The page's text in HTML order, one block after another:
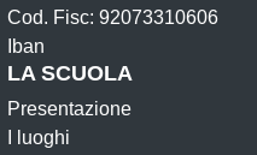
Cod. Fisc: 92073310606
Iban
LA SCUOLA
Presentazione
I luoghi